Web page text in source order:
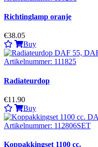
Richtinglamp oranje
€38.05
Buy
Radiateurdop
€11.90
Buy
Koppakkingset 1100 cc.